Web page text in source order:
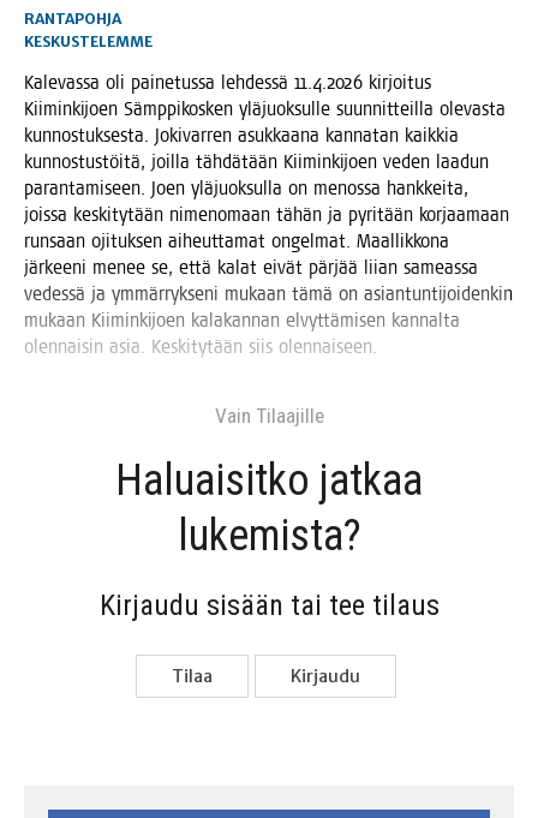
RANTAPOHJA
KESKUSTELEMME
Kale­vas­sa oli pai­ne­tus­sa leh­des­sä 11.4.2026 kir­joi­tus
Kii­min­ki­joen Sämp­pi­kos­ken ylä­juok­sul­le suun­nit­teil­la ole­vas­ta
kun­nos­tuk­ses­ta. Joki­var­ren asuk­kaa­na kan­na­tan kaik­kia
kun­nos­tus­töi­tä, joil­la täh­dä­tään Kii­min­ki­joen veden laa­dun
paran­ta­mi­seen. Joen ylä­juok­sul­la on menos­sa hank­kei­ta,
jois­sa kes­ki­ty­tään nime­no­maan tähän ja pyri­tään kor­jaa­maan
run­saan oji­tuk­sen aiheut­ta­mat ongel­mat. Maal­lik­ko­na
jär­kee­ni menee se, että kalat eivät pär­jää lii­an sameas­sa
vedes­sä ja ymmär­ryk­se­ni mukaan tämä on asian­tun­ti­joi­den­kin
mukaan Kii­min­ki­joen kala­kan­nan elvyt­tä­mi­sen kan­nal­ta
olen­nai­sin asia. Kes­ki­ty­tään siis olennaiseen.
Vain Tilaa­jil­le
Haluai­sit­ko jat­kaa
lukemista?
Kir­jau­du sisään tai tee tilaus
Tilaa Kir­jau­du